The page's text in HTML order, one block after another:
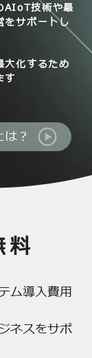
AIoT技術や最
をサポートし
大化するため
す
？
料
ム導入費用
ネスをサポ